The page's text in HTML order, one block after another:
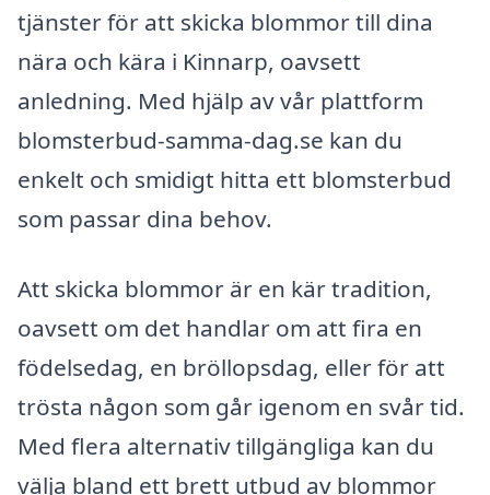
tjänster för att skicka blommor till dina
nära och kära i Kinnarp, oavsett
anledning. Med hjälp av vår plattform
blomsterbud-samma-dag.se kan du
enkelt och smidigt hitta ett blomsterbud
som passar dina behov.
Att skicka blommor är en kär tradition,
oavsett om det handlar om att fira en
födelsedag, en bröllopsdag, eller för att
trösta någon som går igenom en svår tid.
Med flera alternativ tillgängliga kan du
välja bland ett brett utbud av blommor